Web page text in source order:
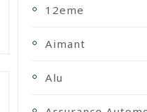
12eme
Aimant
Alu